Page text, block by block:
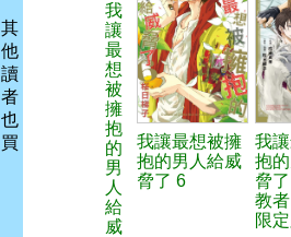
其
他
讀
者
也
買
我
讓
最
想
被
擁
抱
的
男
人
給
威
我讓最想被擁
抱的男人給威
脅了 6
我
抱
脅
教
限